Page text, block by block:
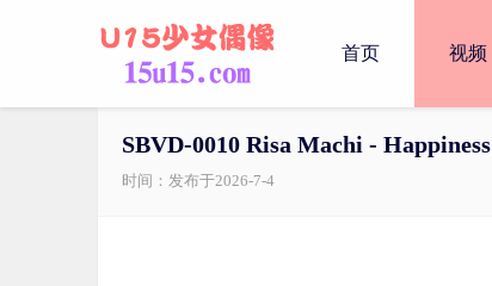
首页 视频
SBVD-0010 Risa Machi - Happiness
时间：发布于2026-7-4